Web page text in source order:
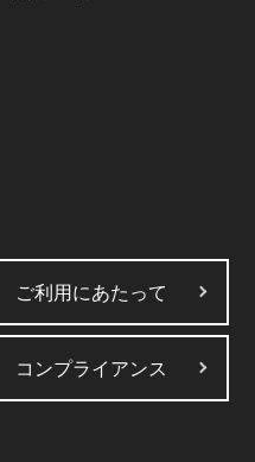
ご利用にあたって
コンプライアンス